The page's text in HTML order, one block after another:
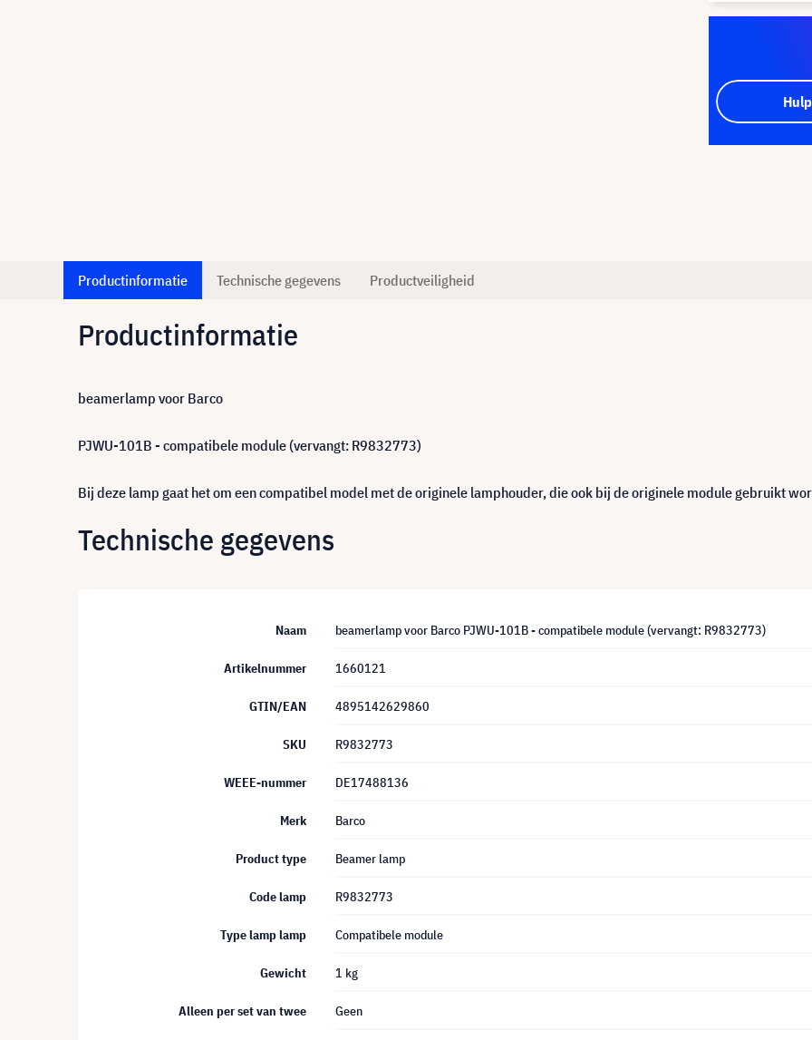
Productinformatie Technische gegevens Productveiligheid
Productinformatie
beamerlamp voor Barco
PJWU-101B - compatibele module (vervangt: R9832773)
Bij deze lamp gaat het om een compatibel model met de originele lamphouder, die ook bij de originele module gebruikt
Technische gegevens
Naam beamerlamp voor Barco PJWU-101B - compatibele module (vervangt: R9832773)
Artikelnummer 1660121
GTIN/EAN 4895142629860
SKU R9832773
WEEE-nummer DE17488136
Merk Barco
Product type Beamer lamp
Code lamp R9832773
Type lamp lamp Compatibele module
Gewicht 1 kg
Alleen per set van twee Geen